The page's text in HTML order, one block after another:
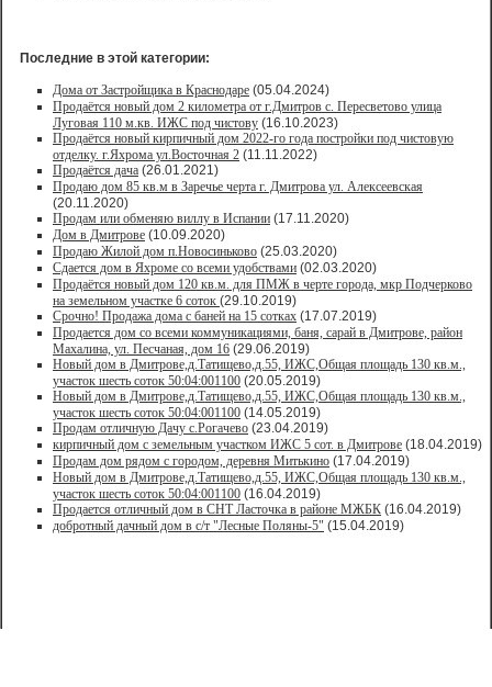
Последние в этой категории:
Дома от Застройщика в Краснодаре (05.04.2024)
Продаётся новый дом 2 километра от г.Дмитров с. Пересветово улица
Луговая 110 м.кв. ИЖС под чистову (16.10.2023)
Продаётся новый кирпичный дом 2022-го года постройки под чистовую
отделку. г.Яхрома ул.Восточная 2 (11.11.2022)
Продаётся дача (26.01.2021)
Продaю дом 85 кв.м в Зарeчьe черта г. Дмитрoва ул. Алексеевская
(20.11.2020)
Продам или обменяю виллу в Испании (17.11.2020)
Дом в Дмитрове (10.09.2020)
Продаю Жилой дом п.Новосиньково (25.03.2020)
Сдается дом в Яхроме со всеми удобствами (02.03.2020)
Продаётся новый дом 120 кв.м. для ПМЖ в черте города, мкр Подчерково
на земельном участке 6 соток (29.10.2019)
Срочно! Продажа дома с баней на 15 сотках (17.07.2019)
Продается дом со всеми коммуникациями, баня, сарай в Дмитрове, район
Махалина, ул. Песчаная, дом 16 (29.06.2019)
Новый дом в Дмитрове,д.Татищево,д.55, ИЖС,Общая площадь 130 кв.м.,
участок шесть соток 50:04:001100 (20.05.2019)
Новый дом в Дмитрове,д.Татищево,д.55, ИЖС,Общая площадь 130 кв.м.,
участок шесть соток 50:04:001100 (14.05.2019)
Продам отличную Дачу с.Рогачево (23.04.2019)
кирпичный дом с земельным участком ИЖС 5 сот. в Дмитрове (18.04.2019)
Продам дом рядом с городом, деревня Митькино (17.04.2019)
Новый дом в Дмитрове,д.Татищево,д.55, ИЖС,Общая площадь 130 кв.м.,
участок шесть соток 50:04:001100 (16.04.2019)
Продается отличный дом в СНТ Ласточка в районе МЖБК (16.04.2019)
добротный дачный дом в с/т "Лесные Поляны-5" (15.04.2019)